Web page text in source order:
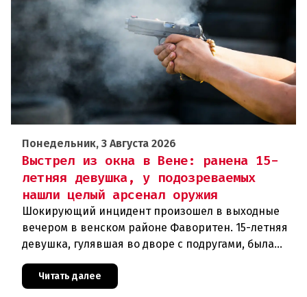
Понедельник, 3 Августа 2026
Выстрел из окна в Вене: ранена 15-
летняя девушка, у подозреваемых
нашли целый арсенал оружия
Шокирующий инцидент произошел в выходные
вечером в венском районе Фаворитен. 15-летняя
девушка, гулявшая во дворе с подругами, была
ранена выстрелом из пневматического оружия.
Полиция задержала двух п
Читать далее